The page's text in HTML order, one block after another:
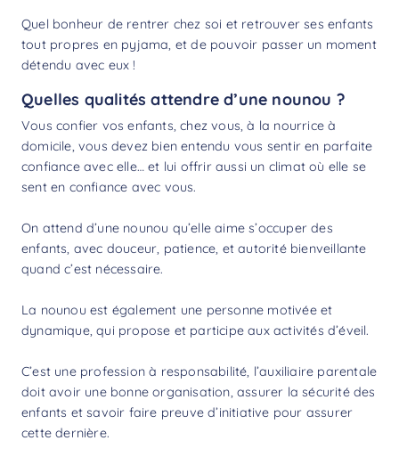
Quel bonheur de rentrer chez soi et retrouver ses enfants
tout propres en pyjama, et de pouvoir passer un moment
détendu avec eux !
Quelles qualités attendre d’une nounou ?
Vous confier vos enfants, chez vous, à la nourrice à
domicile, vous devez bien entendu vous sentir en parfaite
confiance avec elle… et lui offrir aussi un climat où elle se
sent en confiance avec vous.
On attend d’une nounou qu’elle aime s’occuper des
enfants, avec douceur, patience, et autorité bienveillante
quand c’est nécessaire.
La nounou est également une personne motivée et
dynamique, qui propose et participe aux activités d’éveil.
C’est une profession à responsabilité, l’auxiliaire parentale
doit avoir une bonne organisation, assurer la sécurité des
enfants et savoir faire preuve d’initiative pour assurer
cette dernière.